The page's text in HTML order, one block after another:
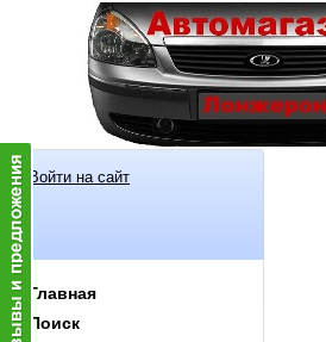
Войти на сайт
Главная
Поиск